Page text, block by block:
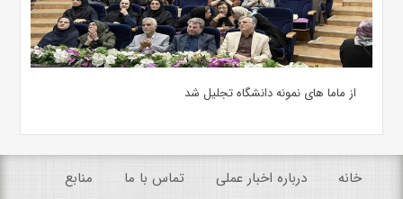
از ماما های نمونه دانشگاه تجلیل شد
خانه درباره اخبار عملی تماس با ما منابع